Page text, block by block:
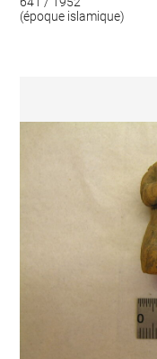
(époque islamique)